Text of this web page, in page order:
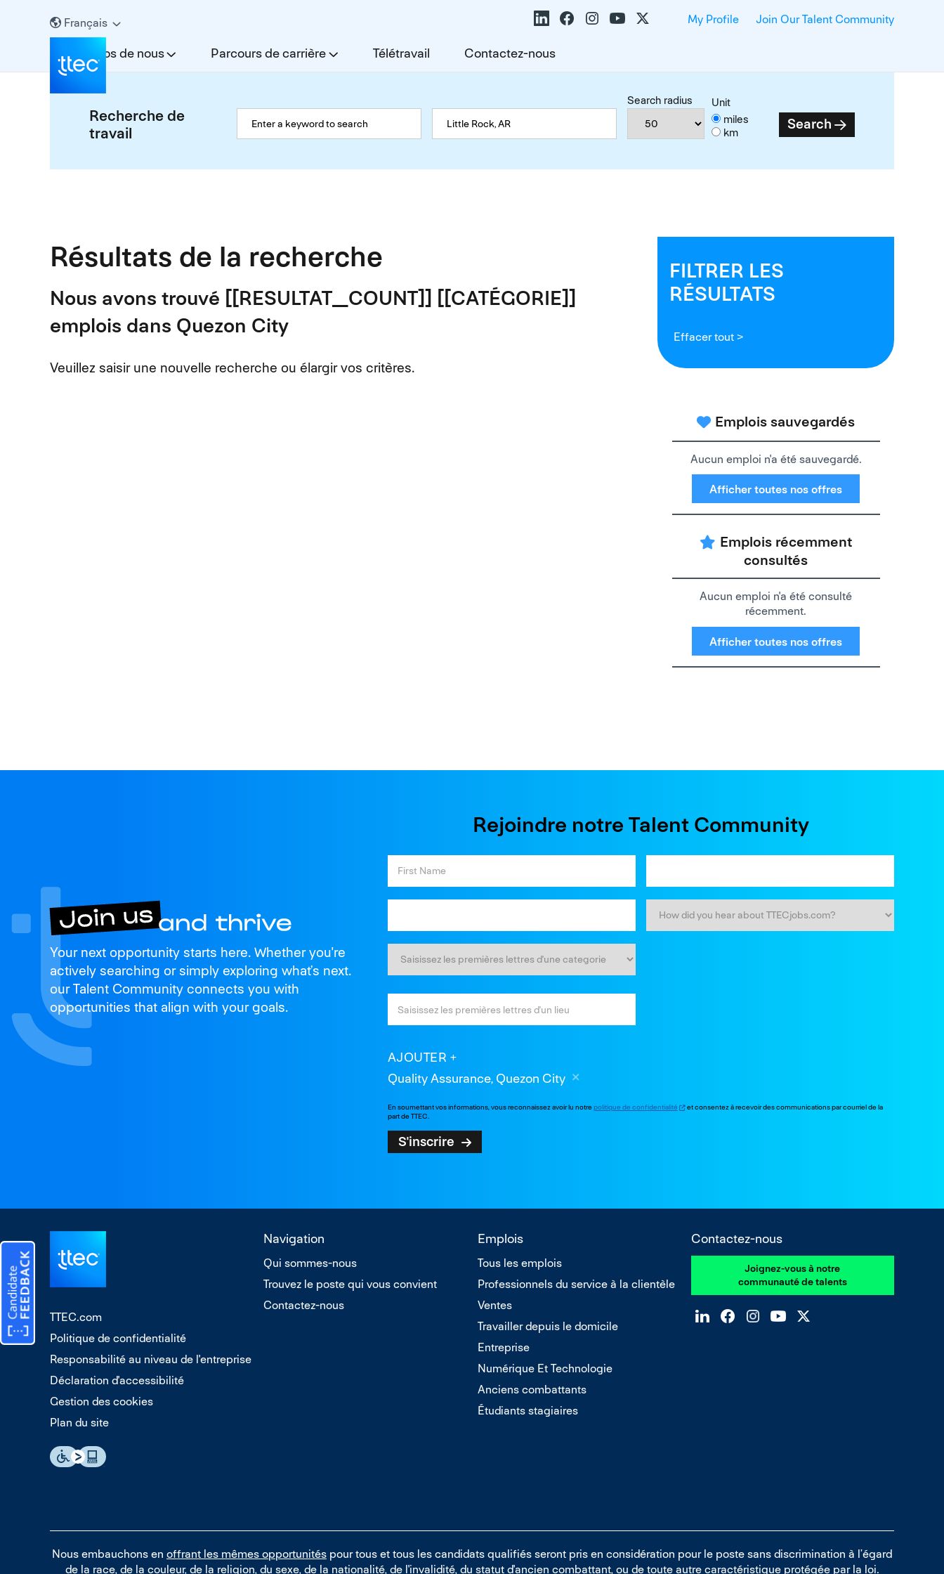
Français My Profile Join Our Talent Community
À propos de nous Parcours de carrière Télétravail Contactez-nous
Recherche de
travail
Search radius
Unit
miles
km
Search
Résultats de la recherche
Nous avons trouvé [[RESULTAT_COUNT]] [[CATÉGORIE]]
emplois dans Quezon City
Veuillez saisir une nouvelle recherche ou élargir vos critères.
FILTRER LES
RÉSULTATS
Effacer tout >
Emplois sauvegardés
Aucun emploi n'a été sauvegardé.
Afficher toutes nos offres
Emplois récemment
consultés
Aucun emploi n'a été consulté
récemment.
Afficher toutes nos offres
Join us
and thrive
Your next opportunity starts here. Whether you're
actively searching or simply exploring what’s next.
our Talent Community connects you with
opportunities that align with your goals.
Rejoindre notre Talent Community
AJOUTER
Quality Assurance, Quezon City
En soumettant vos informations, vous reconnaissez avoir lu notrepolitique de confidentialité
et consentez à recevoir des communications par courriel de la
part de TTEC.
S'inscrire
TTEC.com
Politique de confidentialité
Responsabilité au niveau de l'entreprise
Déclaration d'accessibilité
Gestion des cookies
Plan du site
Navigation
Qui sommes-nous
Trouvez le poste qui vous convient
Contactez-nous
Emplois
Tous les emplois
Professionnels du service à la clientèle
Ventes
Travailler depuis le domicile
Entreprise
Numérique Et Technologie
Anciens combattants
Étudiants stagiaires
Contactez-nous
Joignez-vous à notre
communauté de talents
Nous embauchons en offrant les mêmes opportunités pour tous et tous les candidats qualifiés seront pris en considération pour le poste sans discrimination à l’égard
de la race, de la couleur, de la religion, du sexe, de la nationalité, de l'invalidité, du statut d'ancien combattant, ou de toute autre caractéristique protégée par la loi.